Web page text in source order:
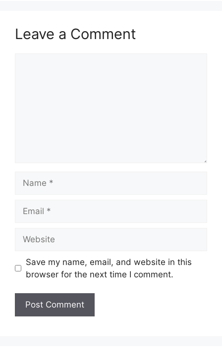
Leave a Comment
Save my name, email, and website in this
browser for the next time I comment.